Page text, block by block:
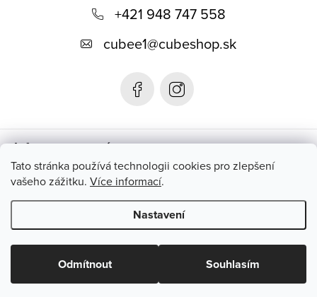
Tato stránka používá technologii cookies pro zlepšení
vašeho zážitku. Více informací.
Nastavení
Odmítnout Souhlasím
+421 948 747 558
cubee1@cubeshop.sk
Informace pro vás
Instagram
Copyright 2026CUBESHOP.SK. Všechna práva vyhrazena.
Upravit nastavení cookies